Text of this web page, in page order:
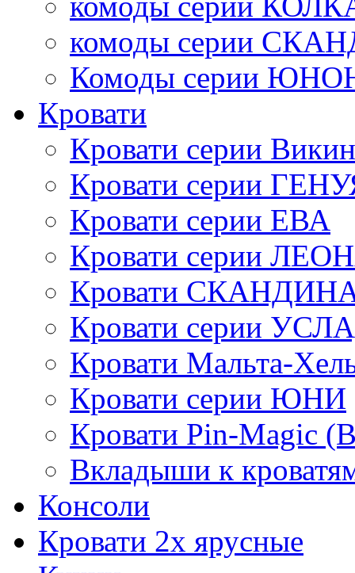
комоды серии
Комоды серии
Кровати
Кровати серии
Кровати серии
Кровати серии ЕВА
Кровати серии
Кровати
Кровати серии
Кровати Мальта-
Кровати серии ЮНИ
Кровати Pin-Magic
Вкладыши к
Консоли
Кровати 2х ярусные